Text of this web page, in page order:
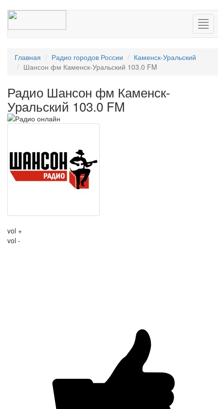
Главная Радио городов России
Каменск-Уральский
Шансон фм Каменск-Уральский 103.0 FM
Радио Шансон фм Каменск-
Уральский 103.0 FM
vol +
vol -